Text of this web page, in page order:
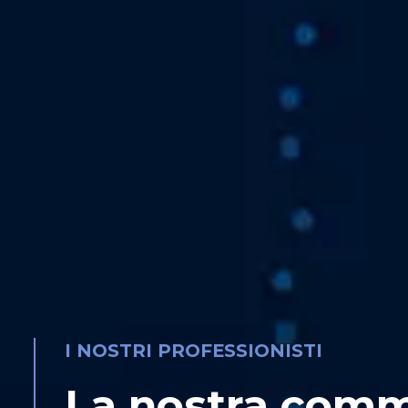
I NOSTRI PROFESSIONISTI